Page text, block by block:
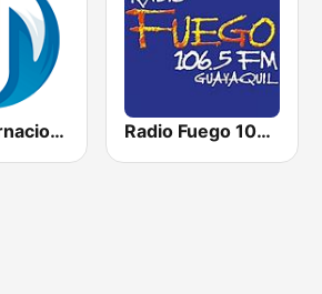
Lider Internacional 101.5 FM Radio Fuego 106.5 FM